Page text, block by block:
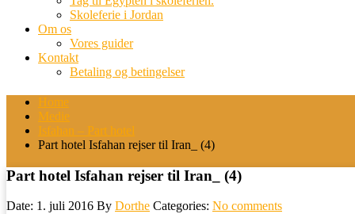
Skoleferie i Jordan
Om os
Vores guider
Kontakt
Betaling og betingelser
Home
Medie
Isfahan – Part hotel
Part hotel Isfahan rejser til Iran_ (4)
Part hotel Isfahan rejser til Iran_ (4)
Date: 1. juli 2016 By Dorthe Categories: No comments